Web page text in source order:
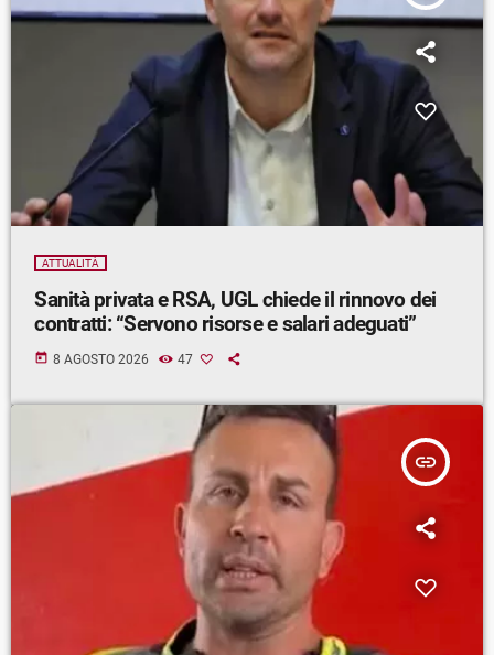
ATTUALITÀ
Sanità privata e RSA, UGL chiede il rinnovo dei
contratti: “Servono risorse e salari adeguati”
today 8 AGOSTO 2026 47
insert_link